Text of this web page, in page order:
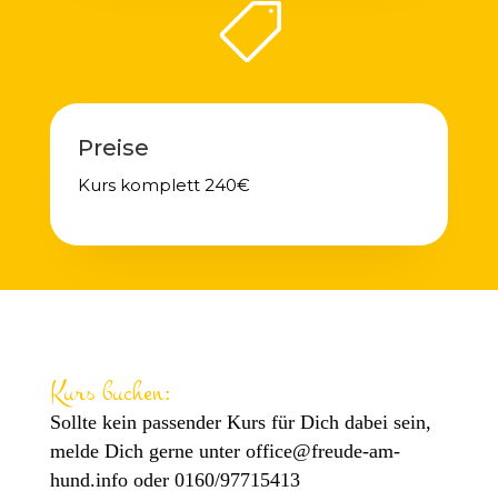

Preise
Kurs komplett 240€
Kurs buchen:
Sollte kein passender Kurs für Dich dabei sein,
melde Dich gerne unter office@freude-am-
hund.infooder 0160/97715413